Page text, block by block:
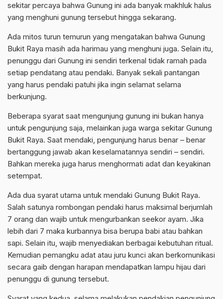
sekitar percaya bahwa Gunung ini ada banyak makhluk halus
yang menghuni gunung tersebut hingga sekarang.
Ada mitos turun temurun yang mengatakan bahwa Gunung
Bukit Raya masih ada harimau yang menghuni juga. Selain itu,
penunggu dari Gunung ini sendiri terkenal tidak ramah pada
setiap pendatang atau pendaki. Banyak sekali pantangan
yang harus pendaki patuhi jika ingin selamat selama
berkunjung.
Beberapa syarat saat mengunjung gunung ini bukan hanya
untuk pengunjung saja, melainkan juga warga sekitar Gunung
Bukit Raya. Saat mendaki, pengunjung harus benar – benar
bertanggung jawab akan keselamatannya sendiri – sendiri.
Bahkan mereka juga harus menghormati adat dan keyakinan
setempat.
Ada dua syarat utama untuk mendaki Gunung Bukit Raya.
Salah satunya rombongan pendaki harus maksimal berjumlah
7 orang dan wajib untuk mengurbankan seekor ayam. Jika
lebih dari 7 maka kurbannya bisa berupa babi atau bahkan
sapi. Selain itu, wajib menyediakan berbagai kebutuhan ritual.
Kemudian pemangku adat atau juru kunci akan berkomunikasi
secara gaib dengan harapan mendapatkan lampu hijau dari
penunggu di gunung tersebut.